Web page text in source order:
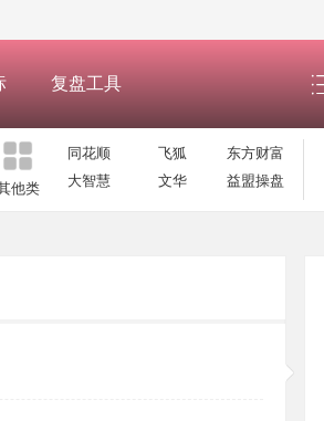
复盘工具
他类
同花顺 飞狐
东方财富
大智慧
文华 益盟操盘